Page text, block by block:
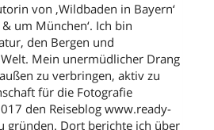
von ‚Wildbaden in Bayern‘
um München‘. Ich bin
den Bergen und
Mein unermüdlicher Drang
zu verbringen, aktiv zu
für die Fotografie
den Reiseblog www.ready-
gründen. Dort berichte ich über